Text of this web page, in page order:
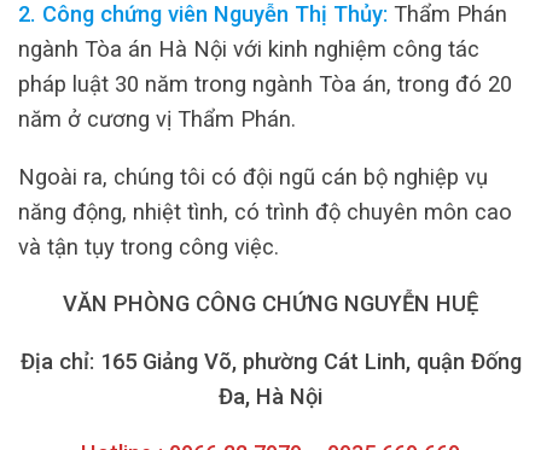
2. Công chứng viên Nguyễn Thị Thủy: Thẩm Phán
ngành Tòa án Hà Nội với kinh nghiệm công tác
pháp luật 30 năm trong ngành Tòa án, trong đó 20
năm ở cương vị Thẩm Phán.
Ngoài ra, chúng tôi có đội ngũ cán bộ nghiệp vụ
năng động, nhiệt tình, có trình độ chuyên môn cao
và tận tụy trong công việc.
VĂN PHÒNG CÔNG CHỨNG NGUYỄN HUỆ
Địa chỉ: 165 Giảng Võ, phường Cát Linh, quận Đống
Đa, Hà Nội